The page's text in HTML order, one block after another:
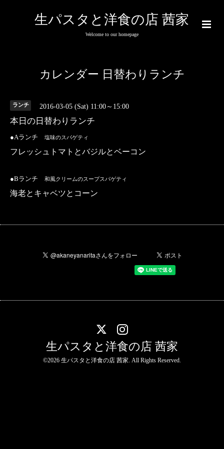
生パスタと洋食の店 茜家
Welcome to our homepage
カレンダー 日替わりランチ
ランチ 2016-03-05 (Sat) 11:00～15:00
本日の日替わりランチ
●Aランチ 塩味のスパゲティ
フレッシュトマトとバジルとベーコン
●Bランチ 和風クリームのスープスパゲティ
海老とキャベツとコーン
生パスタと洋食の店 茜家
©2026 生パスタと洋食の店 茜家. All Rights Reserved.